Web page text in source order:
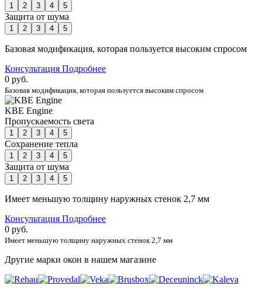
1 2 3 4 5
Защита от шума
1 2 3 4 5
Базовая модификация, которая пользуется высоким спросом
Консультация Подробнее
0 руб.
Базовая модификация, которая пользуется высоким спросом
KBE Engine
Пропускаемость света
1 2 3 4 5
Сохранение тепла
1 2 3 4 5
Защита от шума
1 2 3 4 5
Имеет меньшую толщину наружных стенок 2,7 мм
Консультация Подробнее
0 руб.
Имеет меньшую толщину наружных стенок 2,7 мм
Другие марки окон в нашем магазине